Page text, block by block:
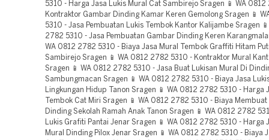
5310 - Harga Jasa Lukis Mural Cat Sambirejo Sragen 📱 WA
Kontraktor Gambar Dinding Kamar Keren Gemolong Sragen 📱
5310 - Jasa Pembuatan Lukis Tembok Kantor Kalijambe Sragen
2782 5310 - Jasa Pembuatan Gambar Dinding Keren
WA 0812 2782 5310 - Biaya Jasa Mural Tembok Graffiti Hitam
Sambirejo Sragen 📱 WA 0812 2782 5310 - Kontraktor Mural
Sragen 📱 WA 0812 2782 5310 - Jasa Buat Lukisan Mural Di
Sambungmacan Sragen 📱 WA 0812 2782 5310 - Biaya Jasa
Lingkungan Hidup Tanon Sragen 📱 WA 0812 2782 5310 - Harga
Tembok Cat Miri Sragen 📱 WA 0812 2782 5310 - Biaya
Dinding Sekolah Ramah Anak Tanon Sragen 📱 WA 0812 2782
Lukis Grafiti Pantai Jenar Sragen 📱 WA 0812 2782 5310 - Harga
Mural Dinding Pilox Jenar Sragen 📱 WA 0812 2782 5310 - Biaya